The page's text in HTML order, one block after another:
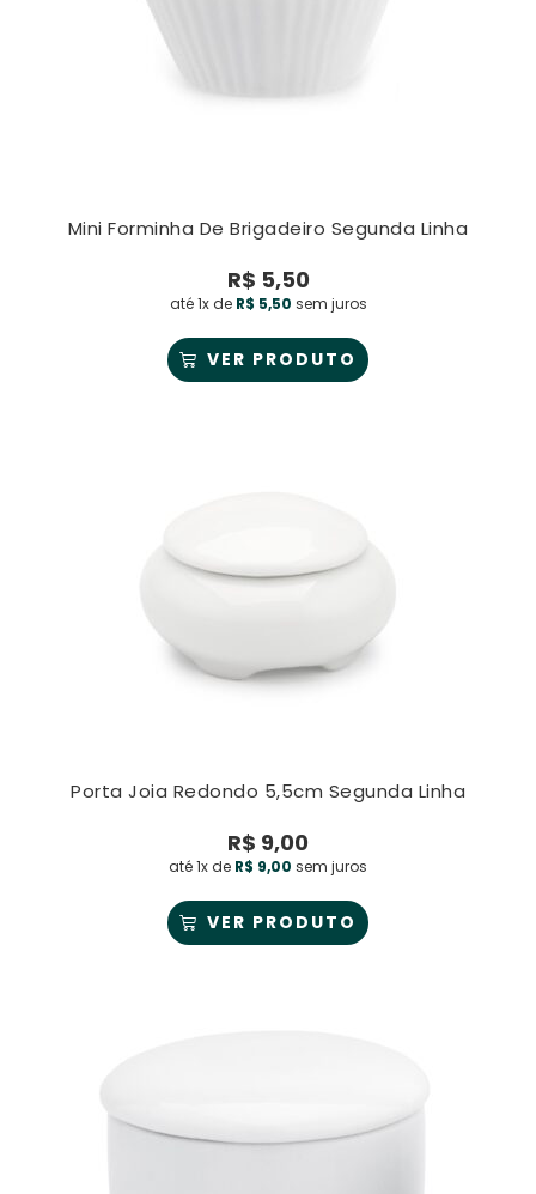
Mini Forminha De Brigadeiro Segunda Linha
R$ 5,50
até 1x de R$ 5,50 sem juros
VER PRODUTO
Porta Joia Redondo 5,5cm Segunda Linha
R$ 9,00
até 1x de R$ 9,00 sem juros
VER PRODUTO